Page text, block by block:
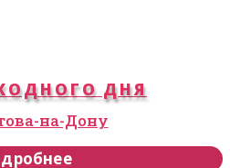
ДНЯ
на-Дону